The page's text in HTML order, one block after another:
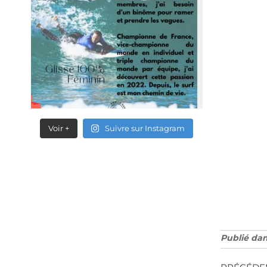
Publié
Voir + Suivre sur Instagram